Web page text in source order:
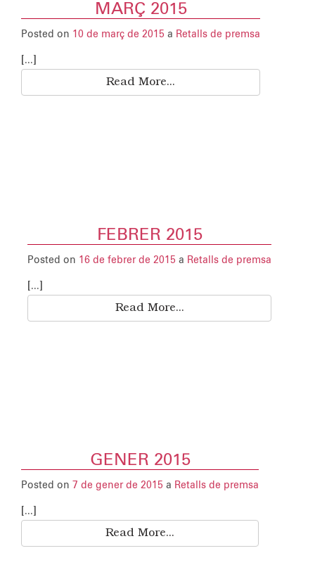
MARÇ 2015
Posted on 10 de març de 2015 a Retalls de premsa
[...]
Read More...
FEBRER 2015
Posted on 16 de febrer de 2015 a Retalls de premsa
[...]
Read More...
GENER 2015
Posted on 7 de gener de 2015 a Retalls de premsa
[...]
Read More...